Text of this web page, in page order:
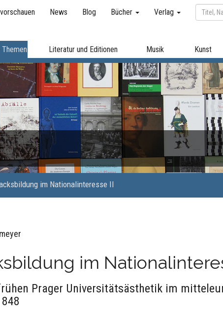
News Blog Bücher Verlag
Literatur und Editionen Musik Kunst
im Nationalinteresse II
im
Prager Universitätsästhetik im